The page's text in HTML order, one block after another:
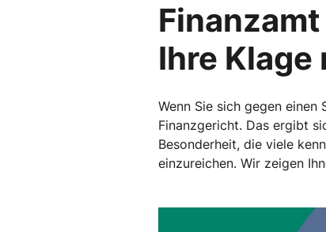
Ihre
Wenn Sie sich gegen
Finanzgericht. Das ergibt
Besonderheit, die viele
einzureichen. Wir zeigen